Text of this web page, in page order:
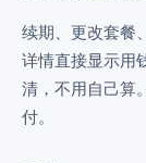
续期、更改套餐
详情直接显示用
清，不用自己算
付。